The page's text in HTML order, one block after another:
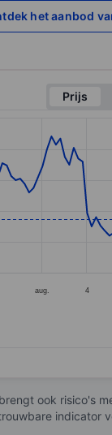
het aanbod
Prijs
aug. 4
ook risico's
indicator